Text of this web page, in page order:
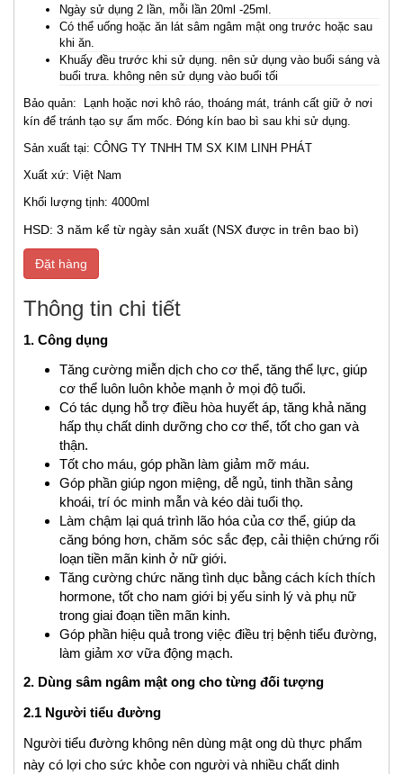
Ngày sử dụng 2 lần, mỗi lần 20ml -25ml.
Có thể uống hoặc ăn lát sâm ngâm mật ong trước hoặc sau
khi ăn.
Khuấy đều trước khi sử dụng. nên sử dụng vào buổi sáng và
buổi trưa. không nên sử dụng vào buổi tối
Bảo quản: Lạnh hoặc nơi khô ráo, thoáng mát, tránh cất giữ ở nơi
kín để tránh tạo sự ẩm mốc. Đóng kín bao bì sau khi sử dụng.
Sản xuất tại: CÔNG TY TNHH TM SX KIM LINH PHÁT
Xuất xứ: Việt Nam
Khối lượng tịnh: 4000ml
HSD: 3 năm kể từ ngày sản xuất (NSX được in trên bao bì)
Đặt hàng
Thông tin chi tiết
1. Công dụng
Tăng cường miễn dịch cho cơ thể, tăng thể lực, giúp
cơ thể luôn luôn khỏe mạnh ở mọi độ tuổi.
Có tác dụng hỗ trợ điều hòa huyết áp, tăng khả năng
hấp thụ chất dinh dưỡng cho cơ thể, tốt cho gan và
thận.
Tốt cho máu, góp phần làm giảm mỡ máu.
Góp phần giúp ngon miệng, dễ ngủ, tinh thần sảng
khoái, trí óc minh mẫn và kéo dài tuổi thọ.
Làm chậm lại quá trình lão hóa của cơ thể, giúp da
căng bóng hơn, chăm sóc sắc đẹp, cải thiện chứng rối
loạn tiền mãn kinh ở nữ giới.
Tăng cường chức năng tình dục bằng cách kích thích
hormone, tốt cho nam giới bị yếu sinh lý và phụ nữ
trong giai đoạn tiền mãn kinh.
Góp phần hiệu quả trong việc điều trị bệnh tiểu đường,
làm giảm xơ vữa động mạch.
2. Dùng sâm ngâm mật ong cho từng đối tượng
2.1 Người tiểu đường
Người tiểu đường không nên dùng mật ong dù thực phẩm
này có lợi cho sức khỏe con người và nhiều chất dinh